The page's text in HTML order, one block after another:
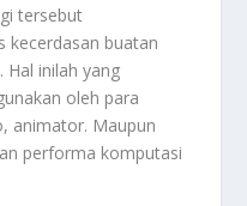
tersebut
kecerdasan buatan
Hal inilah yang
oleh para
animator. Maupun
performa komputasi